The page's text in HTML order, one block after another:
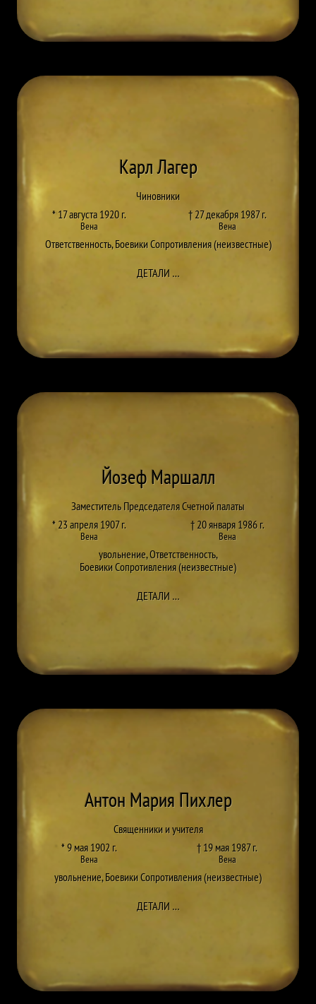
Карл Лагер
Чиновники
* 17 августа 1920 г.
Вена
† 27 декабря 1987 г.
Вена
Ответственность,Боевики Сопротивления (неизвестные)
ДЕТАЛИ…ДО KARL LAGER
Йозеф Маршалл
Заместитель Председателя Счетной палаты
* 23 апреля 1907 г.
Вена
† 20 января 1986 г.
Вена
увольнение,Ответственность,
Боевики Сопротивления (неизвестные)
ДЕТАЛИ…ДО JOSEF MARSCHALL
Антон Мария Пихлер
Священники и учителя
* 9 мая 1902 г.
Вена
† 19 мая 1987 г.
Вена
увольнение,Боевики Сопротивления (неизвестные)
ДЕТАЛИ…ДО ANTON MARIA PICHLER